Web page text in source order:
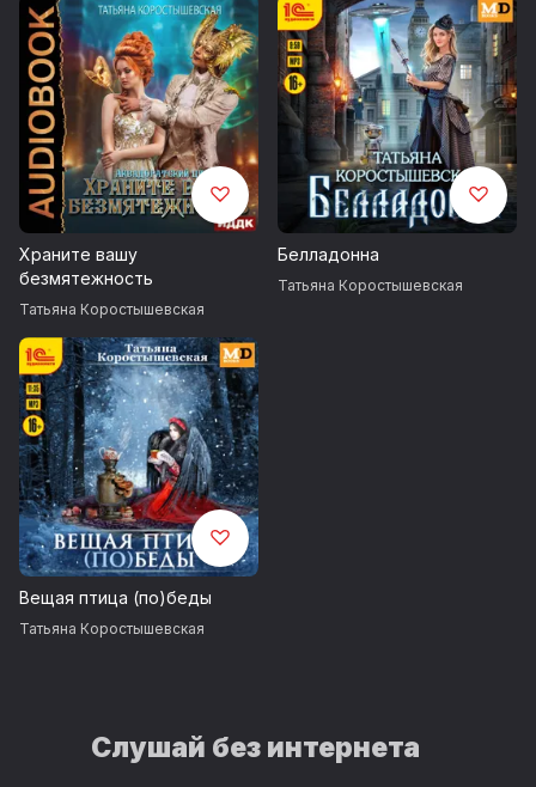
Храните вашу
безмятежность
Татьяна Коростышевская
Белладонна
Татьяна Коростышевская
Вещая птица (по)беды
Татьяна Коростышевская
Слушай без интернета